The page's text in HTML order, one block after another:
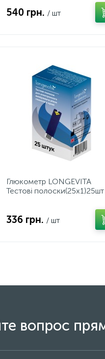
540 грн. / шт
Глюкометр LONGEVITA
Тестові
336 грн. / шт
вопрос